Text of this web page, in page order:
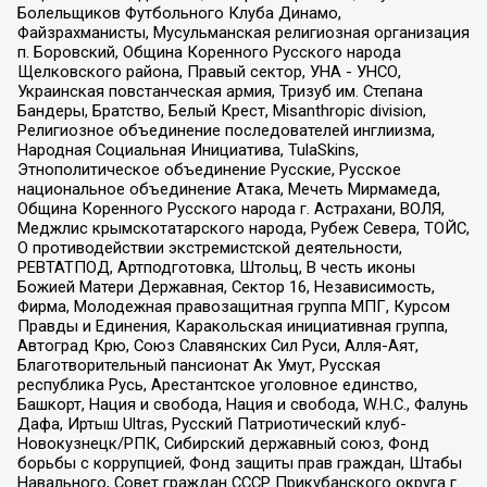
Болельщиков Футбольного Клуба Динамо,
Файзрахманисты, Мусульманская религиозная организация
п. Боровский, Община Коренного Русского народа
Щелковского района, Правый сектор, УНА - УНСО,
Украинская повстанческая армия, Тризуб им. Степана
Бандеры, Братство, Белый Крест, Misanthropic division,
Религиозное объединение последователей инглиизма,
Народная Социальная Инициатива, TulaSkins,
Этнополитическое объединение Русские, Русское
национальное объединение Атака, Мечеть Мирмамеда,
Община Коренного Русского народа г. Астрахани, ВОЛЯ,
Меджлис крымскотатарского народа, Рубеж Севера, ТОЙС,
О противодействии экстремистской деятельности,
РЕВТАТПОД, Артподготовка, Штольц, В честь иконы
Божией Матери Державная, Сектор 16, Независимость,
Фирма, Молодежная правозащитная группа МПГ, Курсом
Правды и Единения, Каракольская инициативная группа,
Автоград Крю, Союз Славянских Сил Руси, Алля-Аят,
Благотворительный пансионат Ак Умут, Русская
республика Русь, Арестантское уголовное единство,
Башкорт, Нация и свобода, Нация и свобода, W.H.С., Фалунь
Дафа, Иртыш Ultras, Русский Патриотический клуб-
Новокузнецк/РПК, Сибирский державный союз, Фонд
борьбы с коррупцией, Фонд защиты прав граждан, Штабы
Навального, Совет граждан СССР Прикубанского округа г.